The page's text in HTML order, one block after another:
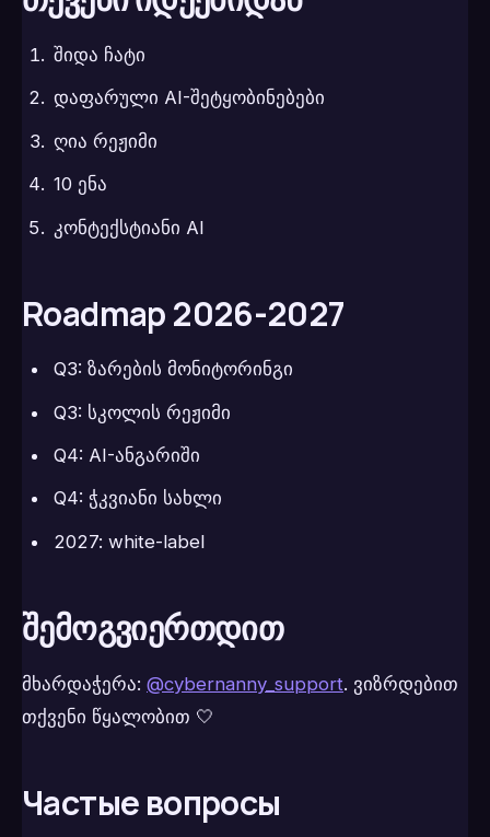
შიდა ჩატი
დაფარული AI-შეტყობინებები
ღია რეჟიმი
10 ენა
კონტექსტიანი AI
Roadmap 2026-2027
Q3: ზარების მონიტორინგი
Q3: სკოლის რეჟიმი
Q4: AI-ანგარიში
Q4: ჭკვიანი სახლი
2027: white-label
შემოგვიერთდით
მხარდაჭერა: @cybernanny_support. ვიზრდებით
თქვენი წყალობით 🤍
Частые вопросы